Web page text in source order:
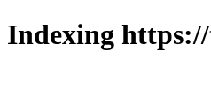
Indexing